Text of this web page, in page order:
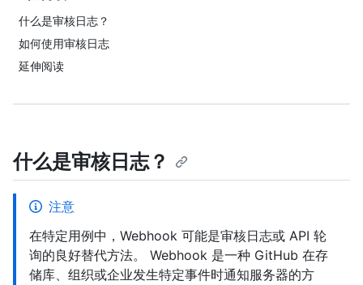
什么是审核日志？
如何使用审核日志
延伸阅读
什么是审核日志？
注意
在特定用例中，Webhook 可能是审核日志或 API 轮
询的良好替代方法。 Webhook 是一种 GitHub 在存
储库、组织或企业发生特定事件时通知服务器的方